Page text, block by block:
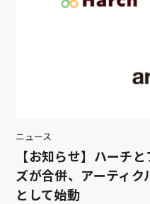
ニュース
【お知らせ】ハーチ
ズが合併、アーティ
として始動